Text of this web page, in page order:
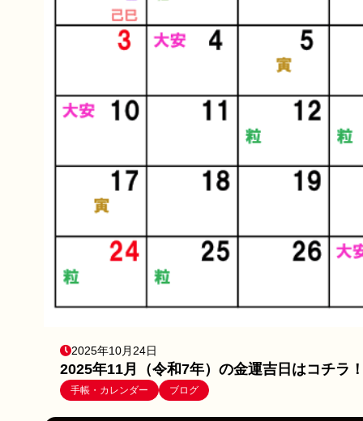
2025年10月24日
2025年11月（令和7年）の金運吉日はコチラ
手帳・カレンダー ブログ